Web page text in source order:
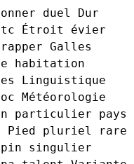
duel
Dur
Étroit
évier
Galles
habitation
Linguistique
Météorologie
particulier
pays
Pied pluriel
rare
singulier